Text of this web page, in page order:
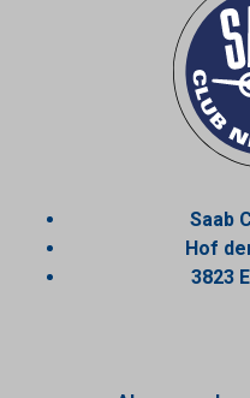
Saab
Hof
3823